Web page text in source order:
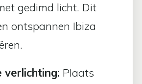
gedimd licht. Dit
ontspannen Ibiza
verlichting: Plaats